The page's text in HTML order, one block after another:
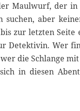
Maulwurf, der in
suchen, aber
zur letzten
Detektivin. Wer
die Schlange
in diesen